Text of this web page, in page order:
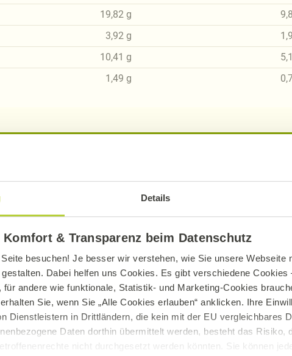
Details
& Transparenz beim Datenschutz
besuchen! Je besser wir verstehen, wie Sie unsere Webseite
Dabei helfen uns Cookies. Es gibt verschiedene Cookies
für andere wie funktionale, Statistik- und Marketing-Cookies
Sie, wenn Sie „Alle Cookies erlauben“ anklicken. Ihre
Dienstleistern in Drittländern, die kein mit der EU vergleichbares
Daten dorthin übermittelt werden, besteht das Risiko,
nicht durchgesetzt werden könnten. Sie können
19,82 g
3,92 g
10,41 g
1,49 g
gluten- und laktosefrei bei Alnatura
Erklärung der Kennzeichnung von veganen,
Entdecken Sie weitere Rezepte